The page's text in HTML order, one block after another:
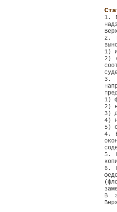
1.
2.
1)
2)
3.
1)
2)
3)
4)
5)
4. В
5.
6.
В